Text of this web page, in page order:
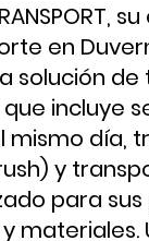
en
solución
incluye
mismo día,
y
para sus
materiales.